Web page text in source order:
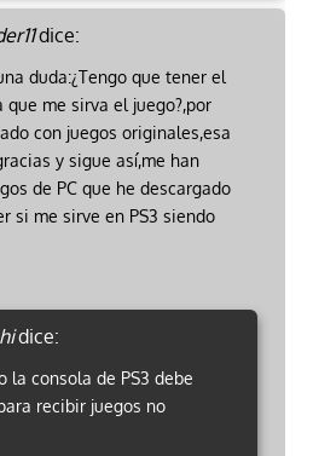
dice:
duda:¿Tengo que tener el
que me sirva el juego?,por
con juegos originales,esa
y sigue así,me han
de PC que he descargado
si me sirve en PS3 siendo
dice:
la consola de PS3 debe
recibir juegos no